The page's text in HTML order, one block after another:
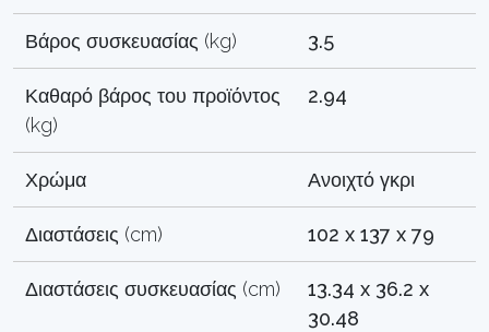
Βάρος συσκευασίας (kg) 3.5
Καθαρό βάρος του προϊόντος
(kg)
2.94
Χρώμα Ανοιχτό γκρι
Διαστάσεις (cm) 102 x 137 x 79
Διαστάσεις συσκευασίας (cm)
13.34 x 36.2 x
30.48